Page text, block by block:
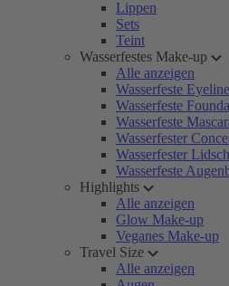
Lippen
Sets
Teint
Wasserfestes Make-up
Alle anzeigen
Wasserfeste
Wasserfeste
Wasserfeste
Wasserfester
Wasserfester
Wasserfeste
Highlights
Alle anzeigen
Glow Make-up
Veganes Make-up
Travel Size
Alle anzeigen